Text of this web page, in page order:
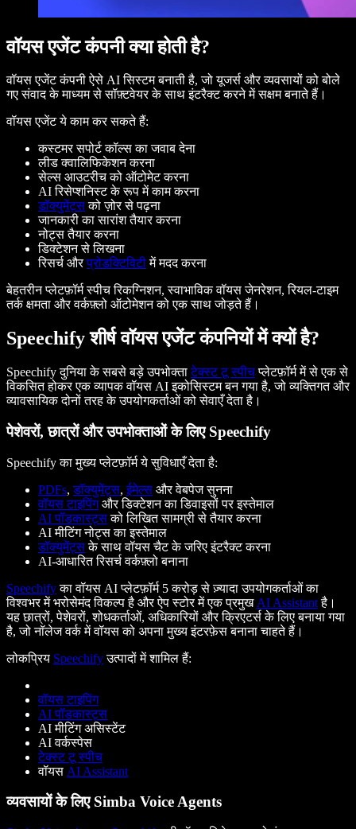
वॉयस एजेंट कंपनी क्या होती है?
वॉयस एजेंट कंपनी ऐसे AI सिस्टम बनाती है, जो यूजर्स और व्यवसायों को बोले
गए संवाद के माध्यम से सॉफ़्टवेयर के साथ इंटरैक्ट करने में सक्षम बनाते हैं।
वॉयस एजेंट ये काम कर सकते हैं:
कस्टमर सपोर्ट कॉल्स का जवाब देना
लीड क्वालिफिकेशन करना
सेल्स आउटरीच को ऑटोमेट करना
AI रिसेप्शनिस्ट के रूप में काम करना
डॉक्युमेंट्सको ज़ोर से पढ़ना
जानकारी का सारांश तैयार करना
नोट्स तैयार करना
डिक्टेशन से लिखना
रिसर्च औरप्रोडक्टिविटीमें मदद करना
बेहतरीन प्लेटफ़ॉर्म स्पीच रिकग्निशन, स्वाभाविक वॉयस जेनरेशन, रियल-टाइम
तर्क क्षमता और वर्कफ़्लो ऑटोमेशन को एक साथ जोड़ते हैं।
Speechify शीर्ष वॉयस एजेंट कंपनियों में क्यों है?
Speechify दुनिया के सबसे बड़े उपभोक्ताटेक्स्ट टू स्पीचप्लेटफ़ॉर्म में से एक से
विकसित होकर एक व्यापक वॉयस AI इकोसिस्टम बन गया है, जो व्यक्तिगत और
व्यावसायिक दोनों तरह के उपयोगकर्ताओं को सेवाएँ देता है।
पेशेवरों, छात्रों और उपभोक्ताओं के लिए Speechify
Speechify का मुख्य प्लेटफ़ॉर्म ये सुविधाएँ देता है:
PDFs,डॉक्युमेंट्स,ईमेल्स और वेबपेज सुनना
वॉयस टाइपिंगऔर डिक्टेशन का डिवाइसों पर इस्तेमाल
AI पॉडकास्ट्सको लिखित सामग्री से तैयार करना
AI मीटिंग नोट्स का इस्तेमाल
डॉक्युमेंट्सके साथ वॉयस चैट के जरिए इंटरैक्ट करना
AI-आधारित रिसर्च वर्कफ़्लो बनाना
Speechifyका वॉयस AI प्लेटफ़ॉर्म 5 करोड़ से ज़्यादा उपयोगकर्ताओं का
विश्वभर में भरोसेमंद विकल्प है और ऐप स्टोर में एक प्रमुख AI Assistantहै।
यह छात्रों, पेशेवरों, शोधकर्ताओं, अधिकारियों और क्रिएटर्स के लिए बनाया गया
है, जो नॉलेज वर्क में वॉयस को अपना मुख्य इंटरफ़ेस बनाना चाहते हैं।
लोकप्रिय Speechifyउत्पादों में शामिल हैं:
वॉयस टाइपिंग
AI पॉडकास्ट्स
AI मीटिंग असिस्टेंट
AI वर्कस्पेस
टेक्स्ट टू स्पीच
वॉयस AI Assistant
व्यवसायों के लिए Simba Voice Agents